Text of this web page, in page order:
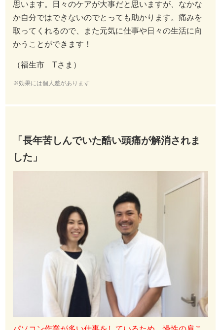
思います。日々のケアが大事だと思いますが、なかな
か自分ではできないのでとっても助かります。痛みを
取ってくれるので、また元気に仕事や日々の生活に向
かうことができます！
（福生市 Tさま）
※効果には個人差があります
「長年苦しんでいた酷い頭痛が解消されま
した」